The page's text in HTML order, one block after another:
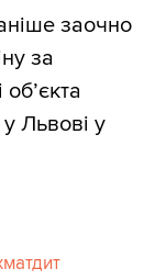
заочно
за
Львові у